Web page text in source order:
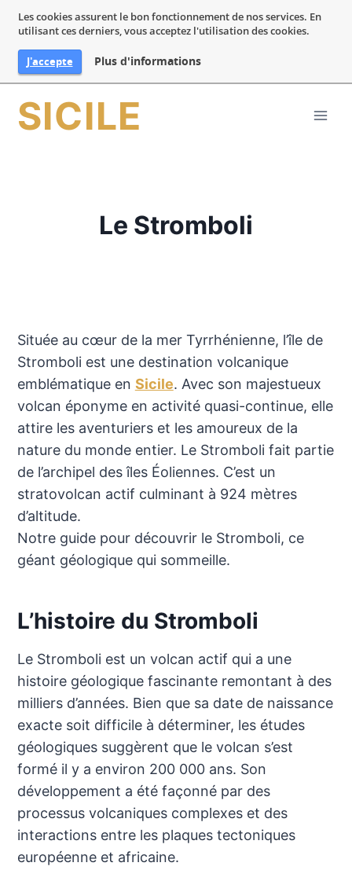
Les cookies assurent le bon fonctionnement de nos services. En
utilisant ces derniers, vous acceptez l'utilisation des cookies.
J'accepte Plus d'informations
SICILE
Le Stromboli
Située au cœur de la mer Tyrrhénienne, l’île de
Stromboli est une destination volcanique
emblématique en Sicile. Avec son majestueux
volcan éponyme en activité quasi-continue, elle
attire les aventuriers et les amoureux de la
nature du monde entier. Le Stromboli fait partie
de l’archipel des îles Éoliennes. C’est un
stratovolcan actif culminant à 924 mètres
d’altitude.
Notre guide pour découvrir le Stromboli, ce
géant géologique qui sommeille.
L’histoire du Stromboli
Le Stromboli est un volcan actif qui a une
histoire géologique fascinante remontant à des
milliers d’années. Bien que sa date de naissance
exacte soit difficile à déterminer, les études
géologiques suggèrent que le volcan s’est
formé il y a environ 200 000 ans. Son
développement a été façonné par des
processus volcaniques complexes et des
interactions entre les plaques tectoniques
européenne et africaine.